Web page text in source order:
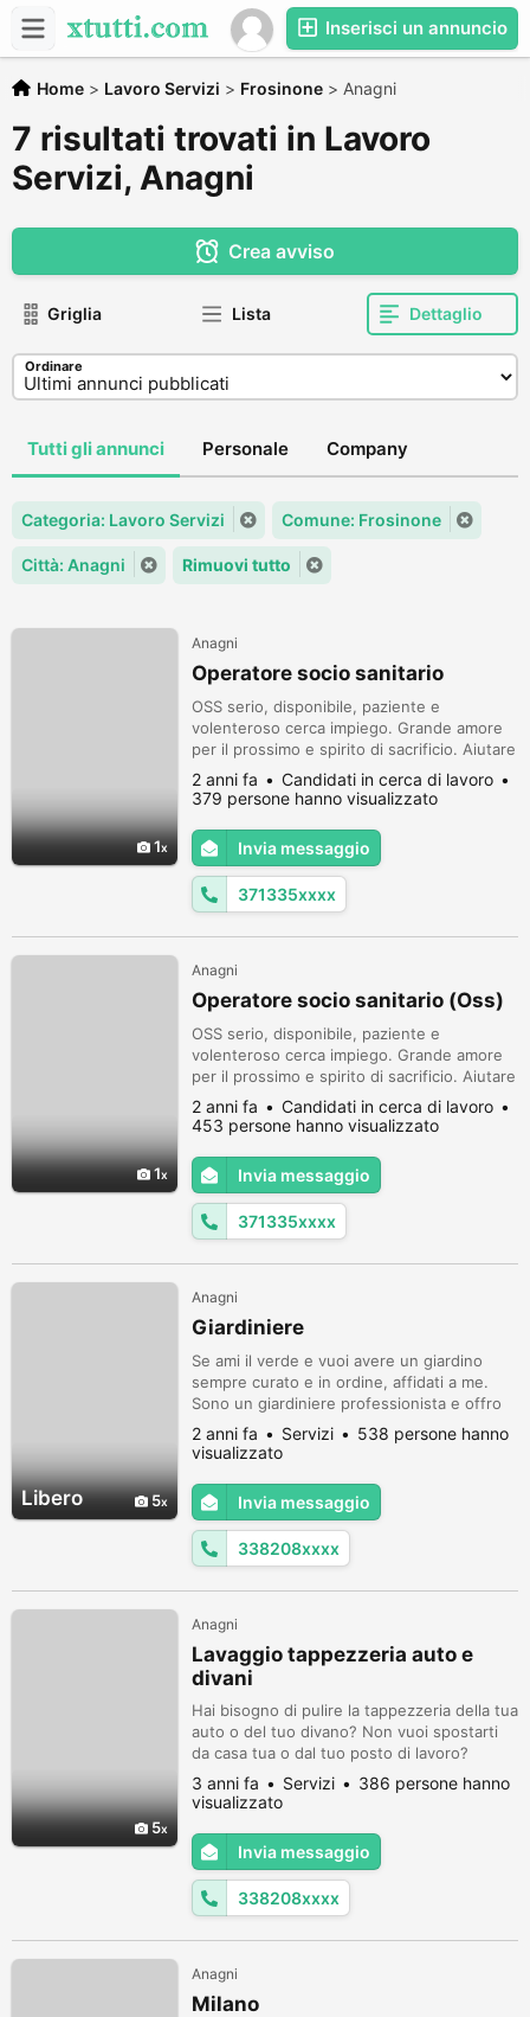
Inserisci un annuncio
Home > Lavoro Servizi > Frosinone > Anagni
7 risultati trovati in Lavoro
Servizi, Anagni
Crea avviso
Griglia Lista Dettaglio
Ordinare
Tutti gli annunci Personale Company
Categoria: Lavoro Servizi Comune: Frosinone
Città: Anagni Rimuovi tutto
1
Anagni
Operatore socio sanitario
OSS serio, disponibile, paziente e
volenteroso cerca impiego. Grande amore
per il prossimo e spirito di sacrificio. Aiutare
il prossimo, è per me un bene prezioso e
primario. Disponibilità al lavoro di gruppo e
al trasferimento. Attualmente occupato in
un lavoro precario. Tempo di preavviso:
15/20 giorni. Distinti e cordiali saluti.
Disponibile anche per ass...
2 anni fa
Candidati in cerca di lavoro
379 persone hanno visualizzato
Invia messaggio
371335xxxx
1
Anagni
Operatore socio sanitario (Oss)
OSS serio, disponibile, paziente e
volenteroso cerca impiego. Grande amore
per il prossimo e spirito di sacrificio. Aiutare
il prossimo, è per me un bene prezioso e
primario. Disponibilità al lavoro di gruppo e
al trasferimento. Attualmente occupato in
un lavoro precario. Tempo di preavviso:
15/20 giorni. Distinti e cordiali saluti.
Disponibile anche per ass...
2 anni fa
Candidati in cerca di lavoro
453 persone hanno visualizzato
Invia messaggio
371335xxxx
Libero 5
Anagni
Giardiniere
Se ami il verde e vuoi avere un giardino
sempre curato e in ordine, affidati a me.
Sono un giardiniere professionista e offro
un servizio di giardinaggio a domicilio, su
tutto il territorio di Frosinone e dintorni Mi
manutenzione di giardini, parchi, terrazzi e
balconi. Eseguo taglio erba, potatura siepi e
alberi, inn...
2 anni fa Servizi
538 persone hanno
visualizzato
Invia messaggio
338208xxxx
5
Anagni
Lavaggio tappezzeria auto e
divani
Hai bisogno di pulire la tappezzeria della tua
auto o del tuo divano? Non vuoi spostarti
da casa tua o dal tuo posto di lavoro?
Niente paura, c'è la soluzione che fa per te!
Ti offro un servizio di lavaggio tappezzeria
professionali e prodotti ecologici. Il lavaggio
viene effettuato con iniezione ed
estrazione che el...
3 anni fa Servizi
386 persone hanno
visualizzato
Invia messaggio
338208xxxx
Anagni
Milano